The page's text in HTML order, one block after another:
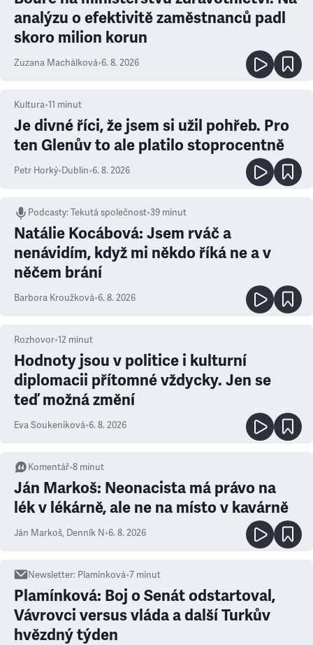
analýzu o efektivitě zaměstnanců padl
skoro milion korun
Zuzana Machálková•6. 8. 2026
Kultura•11 minut
Je divné říci, že jsem si užil pohřeb. Pro
ten Glenův to ale platilo stoprocentně
Petr Horký•Dublin•6. 8. 2026
Podcasty:Tekutá společnost•39 minut
Natálie Kocábová: Jsem rváč a
nenávidím, když mi někdo říká ne a v
něčem brání
Barbora Kroužková•6. 8. 2026
Rozhovor•12 minut
Hodnoty jsou v politice i kulturní
diplomacii přítomné vždycky. Jen se
teď možná změní
Eva Soukeníková•6. 8. 2026
Komentář•8 minut
Ján Markoš: Neonacista má právo na
lék v lékárně, ale ne na místo v kavárně
Ján Markoš, Denník N•6. 8. 2026
Newsletter: Plamínková•7 minut
Plamínková: Boj o Senát odstartoval,
Vávrovci versus vláda a další Turkův
hvězdný týden